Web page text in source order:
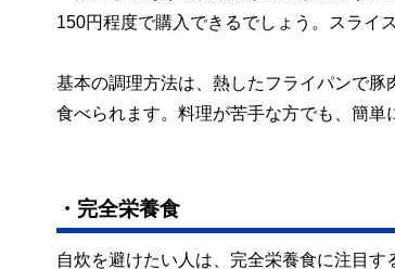
150円程度で購入できるでしょう。スライ
基本の調理方法は、熱したフライパンで豚
食べられます。料理が苦手な方でも、簡単
・完全栄養食
自炊を避けたい人は、完全栄養食に注目